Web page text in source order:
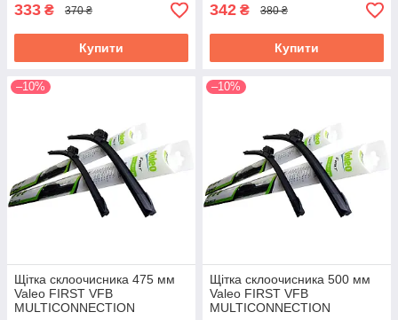
333 ₴ 370 ₴
Купити
342 ₴ 380 ₴
Купити
–10%
Щітка склоочисника 475 мм
Valeo FIRST VFB
MULTICONNECTION
–10%
Щітка склоочисника 500 мм
Valeo FIRST VFB
MULTICONNECTION